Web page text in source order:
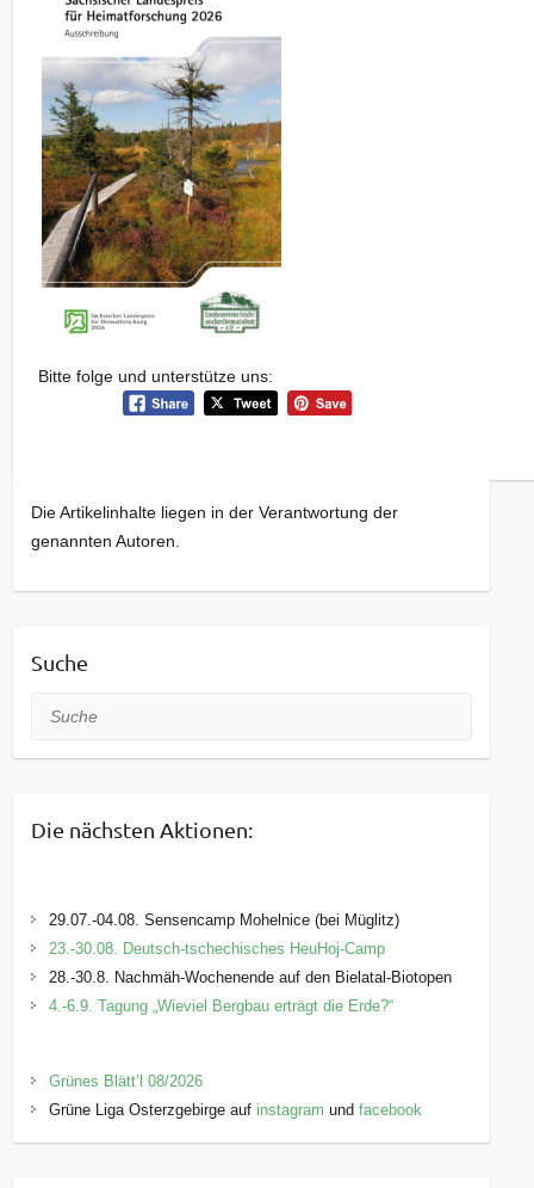
Bitte folge und unterstütze uns:
Die Artikelinhalte liegen in der Verantwortung der
genannten Autoren.
Suche
Suche
Die nächsten Aktionen:
29.07.-04.08. Sensencamp Mohelnice (bei Müglitz)
23.-30.08. Deutsch-tschechisches HeuHoj-Camp
28.-30.8. Nachmäh-Wochenende auf den Bielatal-Biotopen
4.-6.9. Tagung „Wieviel Bergbau erträgt die Erde?“
Grünes Blätt’l 08/2026
Grüne Liga Osterzgebirge auf instagram undfacebook